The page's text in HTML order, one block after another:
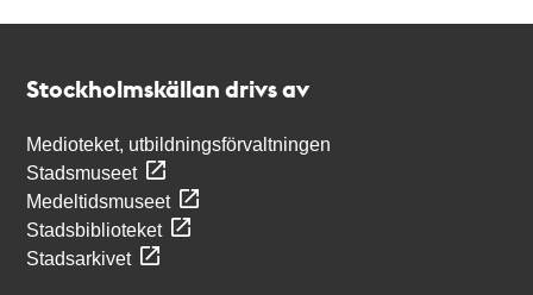
Stockholmskällan drivs av
Medioteket, utbildningsförvaltningen
Stadsmuseet
Medeltidsmuseet
Stadsbiblioteket
Stadsarkivet